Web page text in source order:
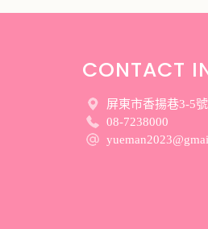
CONTACT
屏東市香揚巷3-5號
08-7238000